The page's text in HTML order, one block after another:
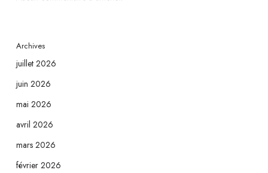
Archives
juillet 2026
juin 2026
mai 2026
avril 2026
mars 2026
février 2026